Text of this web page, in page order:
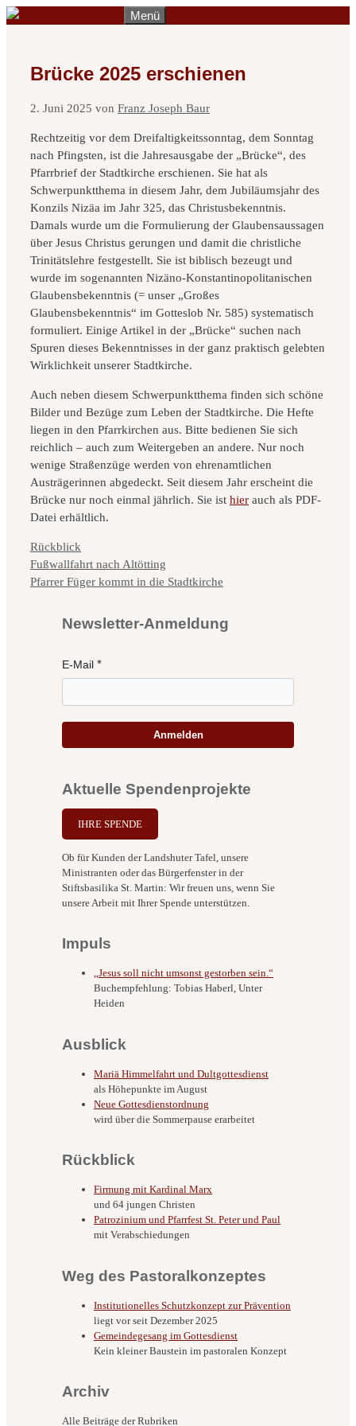
Zum
Menü
Brücke 2025 erschienen
2. Juni 2025 von Franz Joseph Baur
Rechtzeitig vor dem Dreifaltigkeitssonntag, dem Sonntag
nach Pfingsten, ist die Jahresausgabe der „Brücke“, des
Pfarrbrief der Stadtkirche erschienen. Sie hat als
Schwerpunktthema in diesem Jahr, dem Jubiläumsjahr des
Konzils Nizäa im Jahr 325, das Christusbekenntnis.
Damals wurde um die Formulierung der Glaubensaussagen
über Jesus Christus gerungen und damit die christliche
Trinitätslehre festgestellt. Sie ist biblisch bezeugt und
wurde im sogenannten Nizäno-Konstantinopolitanischen
Glaubensbekenntnis (= unser „Großes
Glaubensbekenntnis“ im Gotteslob Nr. 585) systematisch
formuliert. Einige Artikel in der „Brücke“ suchen nach
Spuren dieses Bekenntnisses in der ganz praktisch gelebten
Wirklichkeit unserer Stadtkirche.
Auch neben diesem Schwerpunktthema finden sich schöne
Bilder und Bezüge zum Leben der Stadtkirche. Die Hefte
liegen in den Pfarrkirchen aus. Bitte bedienen Sie sich
reichlich – auch zum Weitergeben an andere. Nur noch
wenige Straßenzüge werden von ehrenamtlichen
Austrägerinnen abgedeckt. Seit diesem Jahr erscheint die
Brücke nur noch einmal jährlich. Sie ist hier auch als PDF-
Datei erhältlich.
Kategorien
Rückblick
Fußwallfahrt nach Altötting
Pfarrer Füger kommt in die Stadtkirche
Newsletter-Anmeldung
E-Mail
Anmelden
Aktuelle Spendenprojekte
IHRE SPENDE
Ob für Kunden der Landshuter Tafel, unsere
Ministranten oder das Bürgerfenster in der
Stiftsbasilika St. Martin: Wir freuen uns, wenn Sie
unsere Arbeit mit Ihrer Spende unterstützen.
Impuls
„Jesus soll nicht umsonst gestorben sein.“
Buchempfehlung: Tobias Haberl, Unter
Heiden
Ausblick
Mariä Himmelfahrt und Dultgottesdienst
als Höhepunkte im August
Neue Gottesdienstordnung
wird über die Sommerpause erarbeitet
Rückblick
Firmung mit Kardinal Marx
und 64 jungen Christen
Patrozinium und Pfarrfest St. Peter und Paul
mit Verabschiedungen
Weg des Pastoralkonzeptes
Institutionelles Schutzkonzept zur Prävention
liegt vor seit Dezember 2025
Gemeindegesang im Gottesdienst
Kein kleiner Baustein im pastoralen Konzept
Archiv
Alle Beiträge der Rubriken